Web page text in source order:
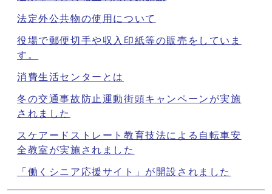
法定外公共物の使用について
役場で郵便切手や収入印紙等の販売をしていま
す。
消費生活センターとは
冬の交通事故防止運動街頭キャンペーンが実施
されました
スケアードストレート教育技法による自転車安
全教室が実施されました
「働くシニア応援サイト」が開設されました